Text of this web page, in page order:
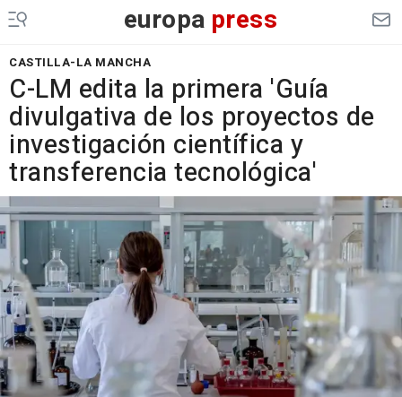
europa press
CASTILLA-LA MANCHA
C-LM edita la primera 'Guía
divulgativa de los proyectos de
investigación científica y
transferencia tecnológica'